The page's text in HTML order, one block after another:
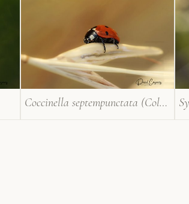
Coccinella septempunctata (Coleoptera)